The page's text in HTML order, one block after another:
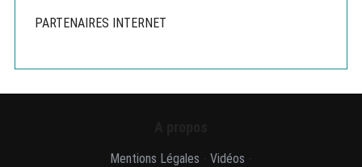
h
:
PARTENAIRES INTERNET
Mentions Légales Vidéos